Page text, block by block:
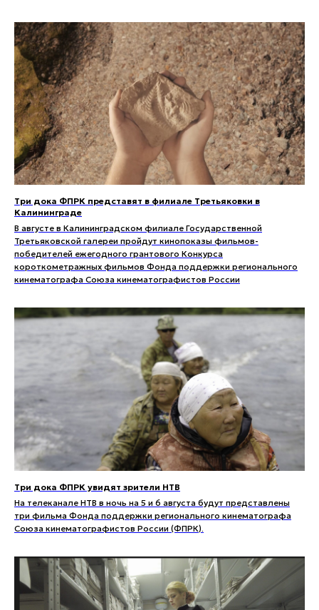
Три дока ФПРК представят в филиале Третьяковки в
Калининграде
В августе в Калининградском филиале Государственной
Третьяковской галереи пройдут кинопоказы фильмов-
победителей ежегодного грантового Конкурса
короткометражных фильмов Фонда поддержки регионального
кинематографа Союза кинематографистов России
Три дока ФПРК увидят зрители НТВ
На телеканале НТВ в ночь на 5 и 6 августа будут представлены
три фильма Фонда поддержки регионального кинематографа
Союза кинематографистов России (ФПРК).